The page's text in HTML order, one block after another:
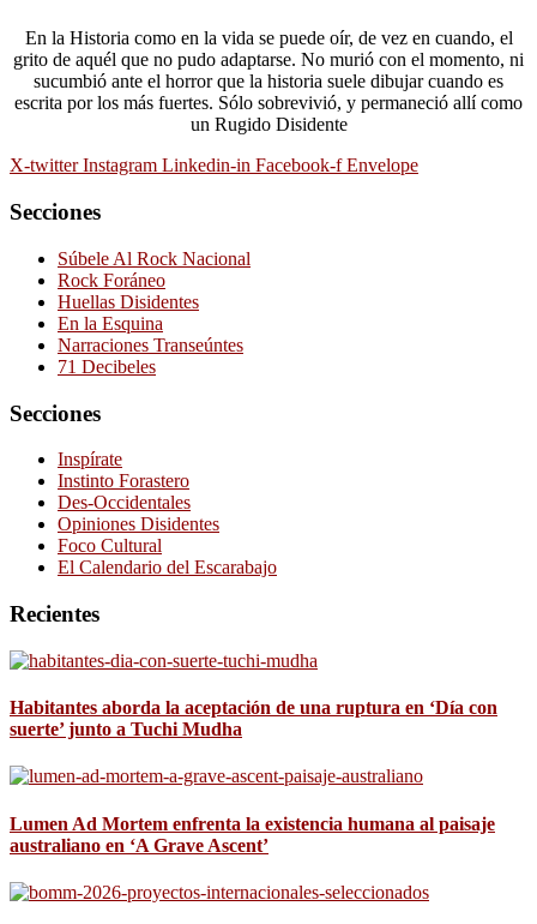
En la Historia como en la vida se puede oír, de vez en cuando, el
grito de aquél que no pudo adaptarse. No murió con el momento, ni
sucumbió ante el horror que la historia suele dibujar cuando es
escrita por los más fuertes. Sólo sobrevivió, y permaneció allí como
un Rugido Disidente
X-twitter Instagram Linkedin-in Facebook-f Envelope
Secciones
Súbele Al Rock Nacional
Rock Foráneo
Huellas Disidentes
En la Esquina
Narraciones Transeúntes
71 Decibeles
Secciones
Inspírate
Instinto Forastero
Des-Occidentales
Opiniones Disidentes
Foco Cultural
El Calendario del Escarabajo
Recientes
Habitantes aborda la aceptación de una ruptura en ‘Día con
suerte’ junto a Tuchi Mudha
Lumen Ad Mortem enfrenta la existencia humana al paisaje
australiano en ‘A Grave Ascent’